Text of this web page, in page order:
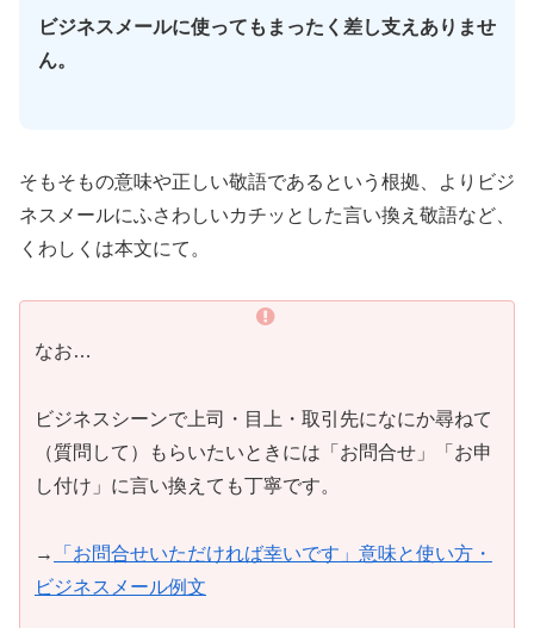
ビジネスメールに使ってもまったく差し支えありませ
ん。
そもそもの意味や正しい敬語であるという根拠、よりビジ
ネスメールにふさわしいカチッとした言い換え敬語など、
くわしくは本文にて。
なお…
ビジネスシーンで上司・目上・取引先になにか尋ねて
（質問して）もらいたいときには「お問合せ」「お申
し付け」に言い換えても丁寧です。
→
「お問合せいただければ幸いです」意味と使い方・
ビジネスメール例文